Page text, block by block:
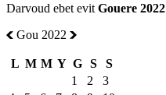
Darvoud ebet evit Gouere 2022
Gou 2022
L M M Y G S
S
1
2
3